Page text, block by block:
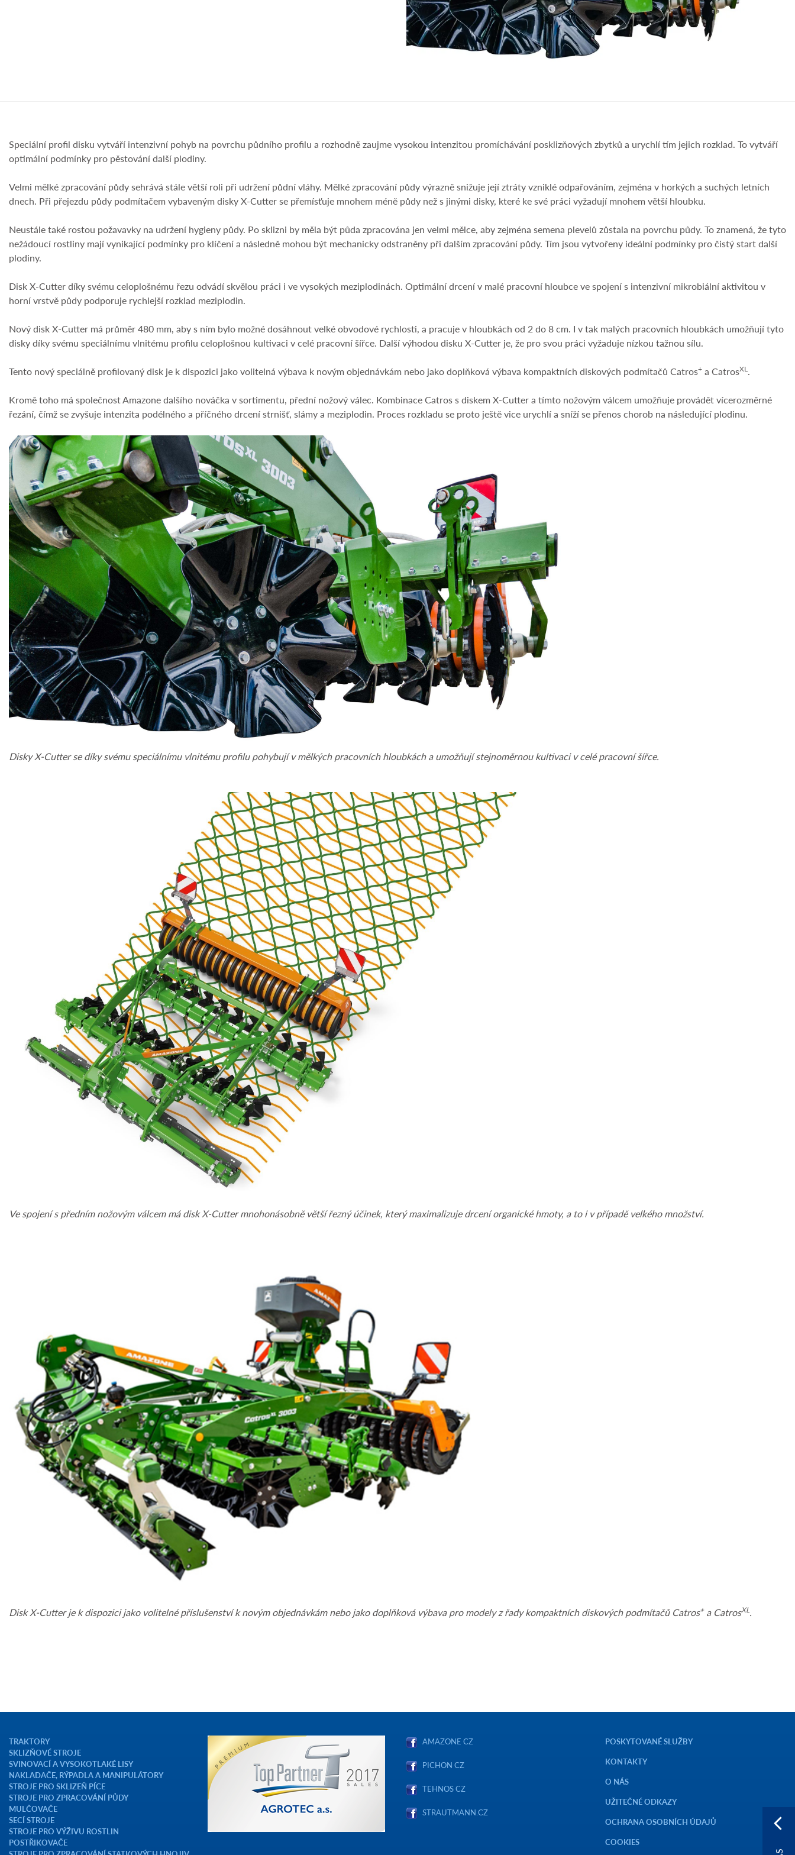
Speciální profil disku vytváří intenzivní pohyb na povrchu půdního profilu a rozhodně zaujme vysokou intenzitou promíchávání posklizňových zbytků a urychlí tím jejich rozklad. To vytváří
optimální podmínky pro pěstování další plodiny.
Velmi mělké zpracování půdy sehrává stále větší roli při udržení půdní vláhy. Mělké zpracování půdy výrazně snižuje její ztráty vzniklé odpařováním, zejména v horkých a suchých letních
dnech. Při přejezdu půdy podmítačem vybaveným disky X-Cutter se přemísťuje mnohem méně půdy než s jinými disky, které ke své práci vyžadují mnohem větší hloubku.
Neustále také rostou požavavky na udržení hygieny půdy. Po sklizni by měla být půda zpracována jen velmi mělce, aby zejména semena plevelů zůstala na povrchu půdy. To znamená, že tyto
nežádoucí rostliny mají vynikající podmínky pro klíčení a následně mohou být mechanicky odstraněny při dalším zpracování půdy. Tím jsou vytvořeny ideální podmínky pro čistý start další
plodiny.
Disk X-Cutter díky svému celoplošnému řezu odvádí skvělou práci i ve vysokých meziplodinách. Optimální drcení v malé pracovní hloubce ve spojení s intenzivní mikrobiální aktivitou v
horní vrstvě půdy podporuje rychlejší rozklad meziplodin.
Nový disk X-Cutter má průměr 480 mm, aby s ním bylo možné dosáhnout velké obvodové rychlosti, a pracuje v hloubkách od 2 do 8 cm. I v tak malých pracovních hloubkách umožňují tyto
disky díky svému speciálnímu vlnitému profilu celoplošnou kultivaci v celé pracovní šířce. Další výhodou disku X-Cutter je, že pro svou práci vyžaduje nízkou tažnou sílu.
Tento nový speciálně profilovaný disk je k dispozici jako volitelná výbava k novým objednávkám nebo jako doplňková výbava kompaktních diskových podmítačů Catros+ a CatrosXL.
Kromě toho má společnost Amazone dalšího nováčka v sortimentu, přední nožový válec. Kombinace Catros s diskem X-Cutter a tímto nožovým válcem umožňuje provádět vícerozměrné
řezání, čímž se zvyšuje intenzita podélného a příčného drcení strnišť, slámy a meziplodin. Proces rozkladu se proto ještě vice urychlí a sníží se přenos chorob na následující plodinu.
Disky X-Cutter se díky svému speciálnímu vlnitému profilu pohybují v mělkých pracovních hloubkách a umožňují stejnoměrnou kultivaci v celé pracovní šířce.
Ve spojení s předním nožovým válcem má disk X-Cutter mnohonásobně větší řezný účinek, který maximalizuje drcení organické hmoty, a to i v případě velkého množství.
Disk X-Cutter je k dispozici jako volitelné příslušenství k novým objednávkám nebo jako doplňková výbava pro modely z řady kompaktních diskových podmítačů Catros+a CatrosXL.
TRAKTORY
SKLIZŇOVÉ STROJE
SVINOVACÍ A VYSOKOTLAKÉ LISY
NAKLADAČE, RÝPADLA A MANIPULÁTORY
STROJE PRO SKLIZEŇ PÍCE
STROJE PRO ZPRACOVÁNÍ PŮDY
MULČOVAČE
SECÍ STROJE
STROJE PRO VÝŽIVU ROSTLIN
POSTŘIKOVAČE
AMAZONE CZ
PICHON CZ
TEHNOS CZ
STRAUTMANN.CZ
POSKYTOVANÉ SLUŽBY
KONTAKTY
O NÁS
UŽITEČNÉ ODKAZY
OCHRANA OSOBNÍCH ÚDAJŮ
COOKIES